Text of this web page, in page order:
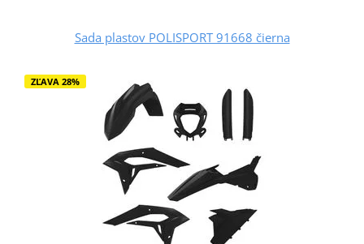
Sada plastov POLISPORT 91668 čierna
ZĽAVA 28%